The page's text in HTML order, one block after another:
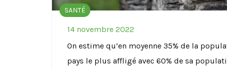
SANTÉ
14 novembre 2022
On estime qu’en moyenne 35% de la
pays le plus affligé avec 60% de sa